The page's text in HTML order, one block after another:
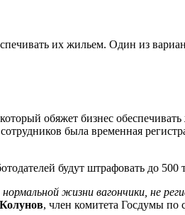
их жильем. Один из
обяжет бизнес
была временная
будут штрафовать до 500
жизни вагончики, не
, член комитета Госдумы по